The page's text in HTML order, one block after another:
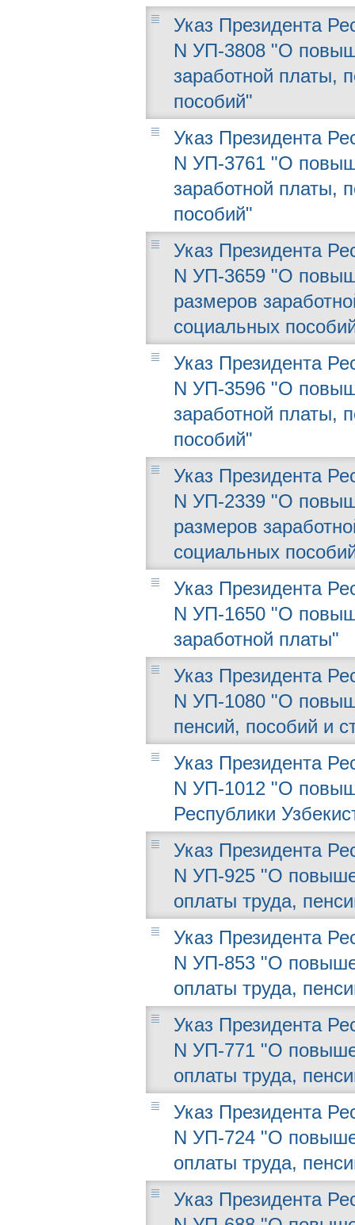
Указ Президента
N УП-3808 "О
заработной платы,
пособий"
Указ Президента
N УП-3761 "О
заработной платы,
пособий"
Указ Президента
N УП-3659 "О
размеров
социальных
Указ Президента
N УП-3596 "О
заработной платы,
пособий"
Указ Президента
N УП-2339 "О
размеров
социальных
Указ Президента
N УП-1650 "О
заработной платы"
Указ Президента
N УП-1080 "О
пенсий, пособий и
Указ Президента
N УП-1012 "О
Республики
Указ Президента
N УП-925 "О
оплаты труда,
Указ Президента
N УП-853 "О
оплаты труда,
Указ Президента
N УП-771 "О
оплаты труда,
Указ Президента
N УП-724 "О
оплаты труда,
Указ Президента